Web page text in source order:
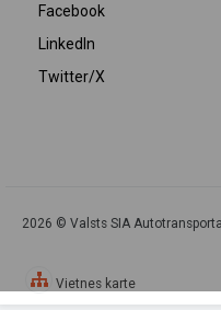
Facebook
LinkedIn
Twitter/X
2026 © Valsts SIA
Vietnes karte